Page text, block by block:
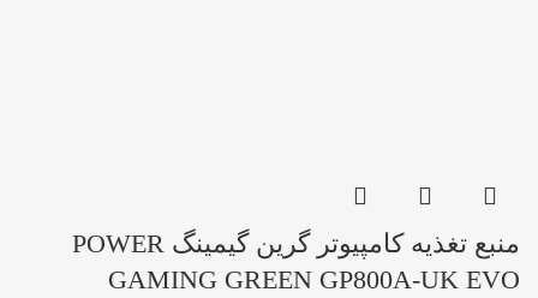
منبع تغذیه کامپیوتر گرین گیمینگ POWER
GAMING GREEN GP800A-UK EVO